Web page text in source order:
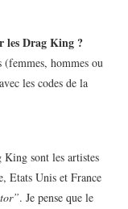
Drag King ?
(femmes, hommes ou
les codes de la
King sont les artistes
Etats Unis et France
. Je pense que le